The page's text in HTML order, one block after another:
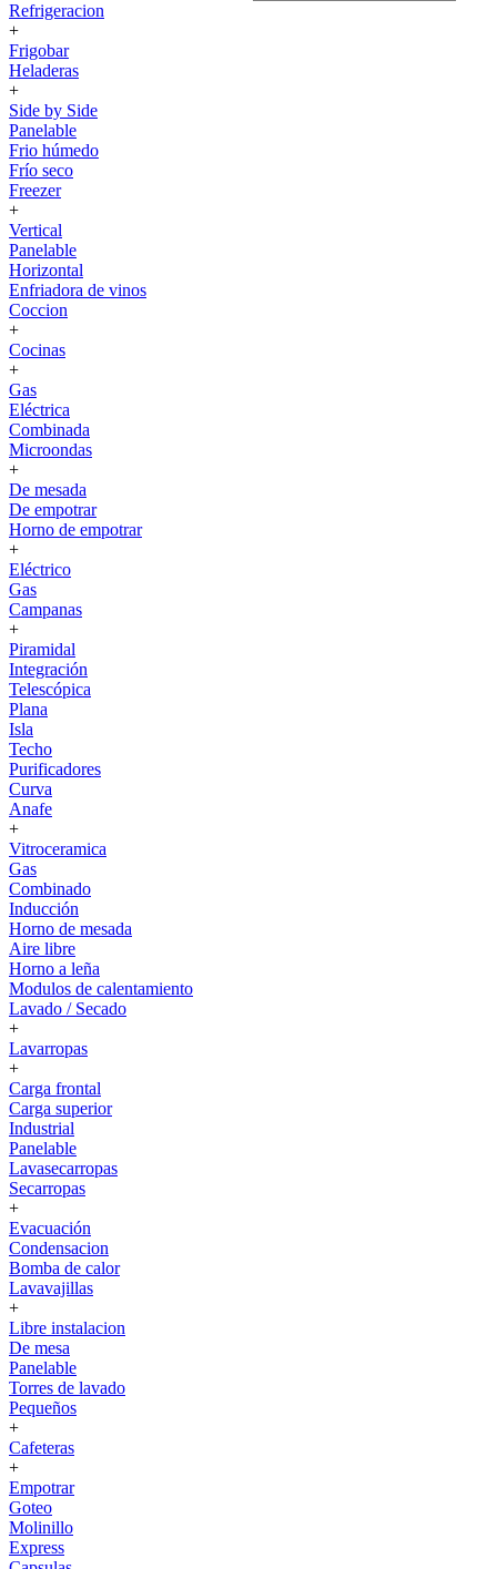
Refrigeracion
+
Frigobar
Heladeras
+
Side by Side
Panelable
Frio húmedo
Frío seco
Freezer
+
Vertical
Panelable
Horizontal
Enfriadora de vinos
Coccion
+
Cocinas
+
Gas
Eléctrica
Combinada
Microondas
+
De mesada
De empotrar
Horno de empotrar
+
Eléctrico
Gas
Campanas
+
Piramidal
Integración
Telescópica
Plana
Isla
Techo
Purificadores
Curva
Anafe
+
Vitroceramica
Gas
Combinado
Inducción
Horno de mesada
Aire libre
Horno a leña
Modulos de calentamiento
Lavado / Secado
+
Lavarropas
+
Carga frontal
Carga superior
Industrial
Panelable
Lavasecarropas
Secarropas
+
Evacuación
Condensacion
Bomba de calor
Lavavajillas
+
Libre instalacion
De mesa
Panelable
Torres de lavado
Pequeños
+
Cafeteras
+
Empotrar
Goteo
Molinillo
Express